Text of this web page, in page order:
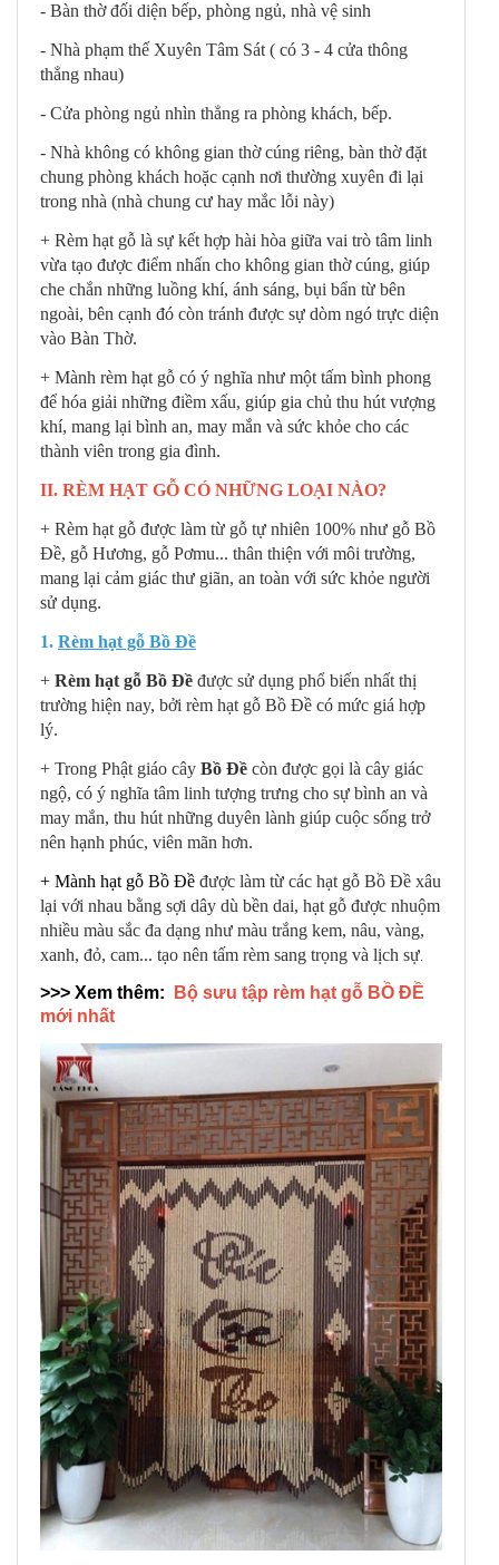
- Bàn thờ đối diện bếp, phòng ngủ, nhà vệ sinh
- Nhà phạm thế Xuyên Tâm Sát ( có 3 - 4 cửa thông
thẳng nhau)
- Cửa phòng ngủ nhìn thẳng ra phòng khách, bếp.
- Nhà không có không gian thờ cúng riêng, bàn thờ đặt
chung phòng khách hoặc cạnh nơi thường xuyên đi lại
trong nhà (nhà chung cư hay mắc lỗi này)
+ Rèm hạt gỗ là sự kết hợp hài hòa giữa vai trò tâm linh
vừa tạo được điểm nhấn cho không gian thờ cúng, giúp
che chắn những luồng khí, ánh sáng, bụi bẩn từ bên
ngoài, bên cạnh đó còn tránh được sự dòm ngó trực diện
vào Bàn Thờ.
+ Mành rèm hạt gỗ có ý nghĩa như một tấm bình phong
để hóa giải những điềm xấu, giúp gia chủ thu hút vượng
khí, mang lại bình an, may mắn và sức khỏe cho các
thành viên trong gia đình.
II. RÈM HẠT GỖ CÓ NHỮNG LOẠI NÀO?
+ Rèm hạt gỗ được làm từ gỗ tự nhiên 100% như gỗ Bồ
Đề, gỗ Hương, gỗ Pơmu... thân thiện với môi trường,
mang lại cảm giác thư giãn, an toàn với sức khỏe người
sử dụng.
1. Rèm hạt gỗ Bồ Đề
+ Rèm hạt gỗ Bồ Đề được sử dụng phổ biến nhất thị
trường hiện nay, bởi rèm hạt gỗ Bồ Đề có mức giá hợp
lý.
+ Trong Phật giáo cây Bồ Đề còn được gọi là cây giác
ngộ, có ý nghĩa tâm linh tượng trưng cho sự bình an và
may mắn, thu hút những duyên lành giúp cuộc sống trở
nên hạnh phúc, viên mãn hơn.
+ Mành hạt gỗ Bồ Đề được làm từ các hạt gỗ Bồ Đề xâu
lại với nhau bằng sợi dây dù bền dai, hạt gỗ được nhuộm
nhiều màu sắc đa dạng như màu trắng kem, nâu, vàng,
xanh, đỏ, cam... tạo nên tấm rèm sang trọng và lịch sự.
>>> Xem thêm:
Bộ sưu tập rèm hạt gỗ BỒ ĐỀ
mới nhất